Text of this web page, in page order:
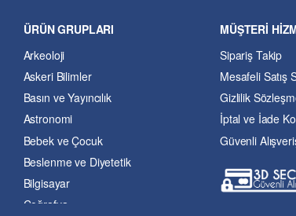
ÜRÜN GRUPLARI
Arkeoloji
Askeri Bilimler
Basın ve Yayıncılık
Astronomi
Bebek ve Çocuk
Beslenme ve Diyetetik
Bilgisayar
Coğrafya
MÜŞTERİ
Sipariş Takip
Mesafeli Satış
Gizlilik
İptal ve İade
Güvenli